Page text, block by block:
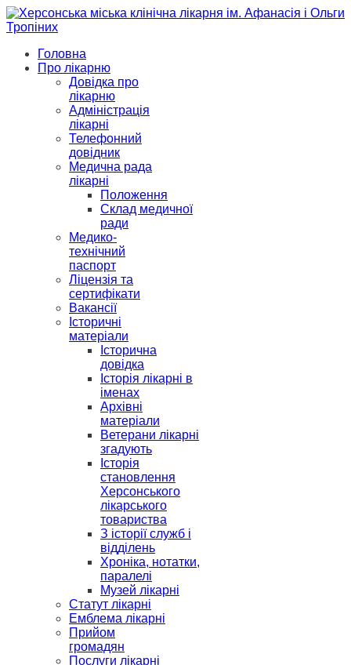
Головна
Про лікарню
Довідка про
лікарню
Адміністрація
лікарні
Телефонний
довідник
Медична рада
лікарні
Положення
Склад медичної
ради
Медико-
технічний
паспорт
Ліцензія та
сертифікати
Вакансії
Історичні
матеріали
Історична
довідка
Історія лікарні в
іменах
Архівні
матеріали
Ветерани лікарні
згадують
Історія
становлення
Херсонського
лікарського
товариства
З історії служб і
відділень
Хроніка, нотатки,
паралелі
Музей лікарні
Статут лікарні
Емблема лікарні
Прийом
громадян
Послуги лікарні